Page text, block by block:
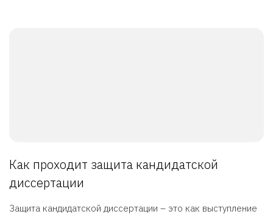
Как проходит защита кандидатской
диссертации
Защита кандидатской диссертации – это как выступление